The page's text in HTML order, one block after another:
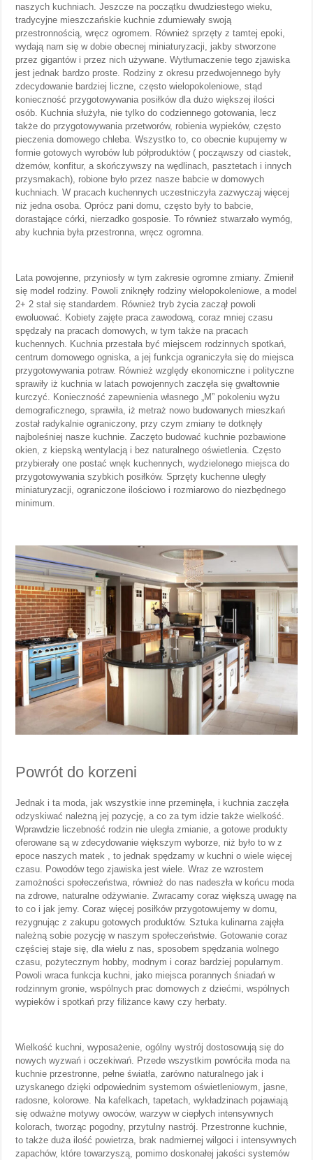
naszych kuchniach. Jeszcze na początku dwudziestego wieku,
tradycyjne mieszczańskie kuchnie zdumiewały swoją
przestronnością, wręcz ogromem. Również sprzęty z tamtej epoki,
wydają nam się w dobie obecnej miniaturyzacji, jakby stworzone
przez gigantów i przez nich używane. Wytłumaczenie tego zjawiska
jest jednak bardzo proste. Rodziny z okresu przedwojennego były
zdecydowanie bardziej liczne, często wielopokoleniowe, stąd
konieczność przygotowywania posiłków dla dużo większej ilości
osób. Kuchnia służyła, nie tylko do codziennego gotowania, lecz
także do przygotowywania przetworów, robienia wypieków, często
pieczenia domowego chleba. Wszystko to, co obecnie kupujemy w
formie gotowych wyrobów lub półproduktów ( począwszy od ciastek,
dżemów, konfitur, a skończywszy na wędlinach, pasztetach i innych
przysmakach), robione było przez nasze babcie w domowych
kuchniach. W pracach kuchennych uczestniczyła zazwyczaj więcej
niż jedna osoba. Oprócz pani domu, często były to babcie,
dorastające córki, nierzadko gosposie. To również stwarzało wymóg,
aby kuchnia była przestronna, wręcz ogromna.
Lata powojenne, przyniosły w tym zakresie ogromne zmiany. Zmienił
się model rodziny. Powoli zniknęły rodziny wielopokoleniowe, a model
2+ 2 stał się standardem. Również tryb życia zaczął powoli
ewoluować. Kobiety zajęte praca zawodową, coraz mniej czasu
spędzały na pracach domowych, w tym także na pracach
kuchennych. Kuchnia przestała być miejscem rodzinnych spotkań,
centrum domowego ogniska, a jej funkcja ograniczyła się do miejsca
przygotowywania potraw. Również względy ekonomiczne i polityczne
sprawiły iż kuchnia w latach powojennych zaczęła się gwałtownie
kurczyć. Konieczność zapewnienia własnego „M” pokoleniu wyżu
demograficznego, sprawiła, iż metraż nowo budowanych mieszkań
został radykalnie ograniczony, przy czym zmiany te dotknęły
najboleśniej nasze kuchnie. Zaczęto budować kuchnie pozbawione
okien, z kiepską wentylacją i bez naturalnego oświetlenia. Często
przybierały one postać wnęk kuchennych, wydzielonego miejsca do
przygotowywania szybkich posiłków. Sprzęty kuchenne uległy
miniaturyzacji, ograniczone ilościowo i rozmiarowo do niezbędnego
minimum.
Powrót do korzeni
Jednak i ta moda, jak wszystkie inne przeminęła, i kuchnia zaczęła
odzyskiwać należną jej pozycję, a co za tym idzie także wielkość.
Wprawdzie liczebność rodzin nie uległa zmianie, a gotowe produkty
oferowane są w zdecydowanie większym wyborze, niż było to w z
epoce naszych matek , to jednak spędzamy w kuchni o wiele więcej
czasu. Powodów tego zjawiska jest wiele. Wraz ze wzrostem
zamożności społeczeństwa, również do nas nadeszła w końcu moda
na zdrowe, naturalne odżywianie. Zwracamy coraz większą uwagę na
to co i jak jemy. Coraz więcej posiłków przygotowujemy w domu,
rezygnując z zakupu gotowych produktów. Sztuka kulinarna zajęła
należną sobie pozycję w naszym społeczeństwie. Gotowanie coraz
częściej staje się, dla wielu z nas, sposobem spędzania wolnego
czasu, pożytecznym hobby, modnym i coraz bardziej popularnym.
Powoli wraca funkcja kuchni, jako miejsca porannych śniadań w
rodzinnym gronie, wspólnych prac domowych z dziećmi, wspólnych
wypieków i spotkań przy filiżance kawy czy herbaty.
Wielkość kuchni, wyposażenie, ogólny wystrój dostosowują się do
nowych wyzwań i oczekiwań. Przede wszystkim powróciła moda na
kuchnie przestronne, pełne światła, zarówno naturalnego jak i
uzyskanego dzięki odpowiednim systemom oświetleniowym, jasne,
radosne, kolorowe. Na kafelkach, tapetach, wykładzinach pojawiają
się odważne motywy owoców, warzyw w ciepłych intensywnych
kolorach, tworząc pogodny, przytulny nastrój. Przestronne kuchnie,
to także duża ilość powietrza, brak nadmiernej wilgoci i intensywnych
zapachów, które towarzyszą, pomimo doskonałej jakości systemów